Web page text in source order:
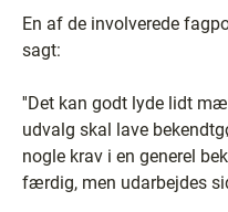
En af de involverede
sagt:
''Det kan godt lyde lidt
udvalg skal lave
nogle krav i en generel
færdig, men udarbejdes